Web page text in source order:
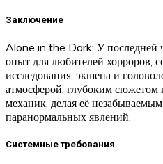
Заключение
Alone in the Dark: У последней
опыт для любителей хорроров,
исследования, экшена и
атмосферой, глубоким сюжетом
механик, делая её
паранормальных явлений.
Системные требования